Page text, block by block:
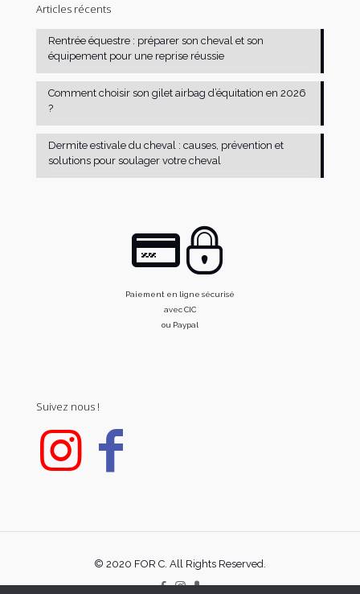
Articles récents
Rentrée équestre : préparer son cheval et son
équipement pour une reprise réussie
Comment choisir son gilet airbag d’équitation en 2026
?
Dermite estivale du cheval : causes, prévention et
solutions pour soulager votre cheval
Paiement en ligne sécurisé
avec CIC
ou Paypal
Suivez nous !
© 2020 FOR C. All Rights Reserved.